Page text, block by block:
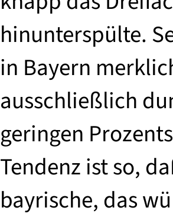
hinunterspülte.
in Bayern
ausschließlich
geringen
Tendenz ist so,
bayrische, das